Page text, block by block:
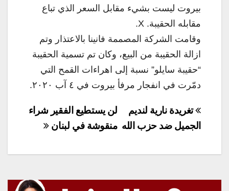
بيروت ليست بشيء مقابل السعر الذي تباع
مقابله الحقيبة. X.
وقامت الشركة المصممة فانينا بالاعتذار وتم
ازالة الحقيبة من البيع، وكان تم تسمية الحقيبة
“حقيبة سايلو” نسبة إلى اهراءات القمح التي
دمّرت في انفجار مرفأ بيروت في ٤ آب ٢٠٢٠.
تصفّح
المقالات
لن يستطيع الفقير شراء
منقوشة في لبنان
تغريدة نارية لنديم
الجميل ضد حزب الله